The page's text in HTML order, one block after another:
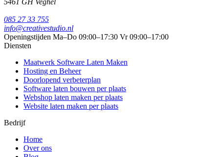
5461 GH Veghel
085 27 33 755
info@creativestudio.nl
Openingstijden Ma–Do 09:00–17:30 Vr 09:00–17:00
Diensten
Maatwerk Software Laten Maken
Hosting en Beheer
Doorlopend verbeterplan
Software laten bouwen per plaats
Webshop laten maken per plaats
Website laten maken per plaats
Bedrijf
Home
Over ons